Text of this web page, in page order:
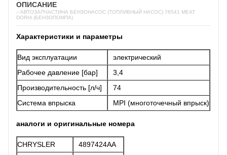
ОПИСАНИЕ
✅АВТОЗАПЧАСТИНА БЕНЗОНАСОС (ТОПЛИВНЫЙ НАСОС) 76541 MEAT
DORIA (БЕНЗОПОМПА)
Характеристики и параметры
Вид эксплуатации
электрический
Рабочее давление [бар]
3,4
Производительность [л/ч]
74
Система впрыска
MPI (многоточечный впрыск)
аналоги и оригинальные номера
CHRYSLER
4897424AA